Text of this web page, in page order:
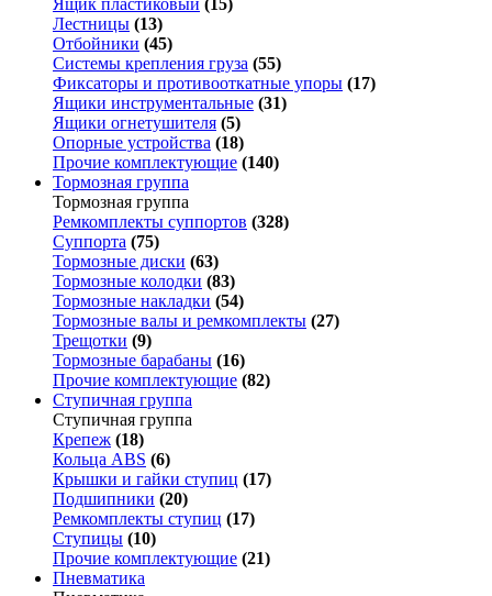
Ящик пластиковый (15)
Лестницы (13)
Отбойники (45)
Системы крепления груза (55)
Фиксаторы и противооткатные упоры (17)
Ящики инструментальные (31)
Ящики огнетушителя (5)
Опорные устройства (18)
Прочие комплектующие (140)
Тормозная группа
Тормозная группа
Ремкомплекты суппортов (328)
Суппорта (75)
Тормозные диски (63)
Тормозные колодки (83)
Тормозные накладки (54)
Тормозные валы и ремкомплекты (27)
Трещотки (9)
Тормозные барабаны (16)
Прочие комплектующие (82)
Ступичная группа
Ступичная группа
Крепеж (18)
Кольца ABS (6)
Крышки и гайки ступиц (17)
Подшипники (20)
Ремкомплекты ступиц (17)
Ступицы (10)
Прочие комплектующие (21)
Пневматика